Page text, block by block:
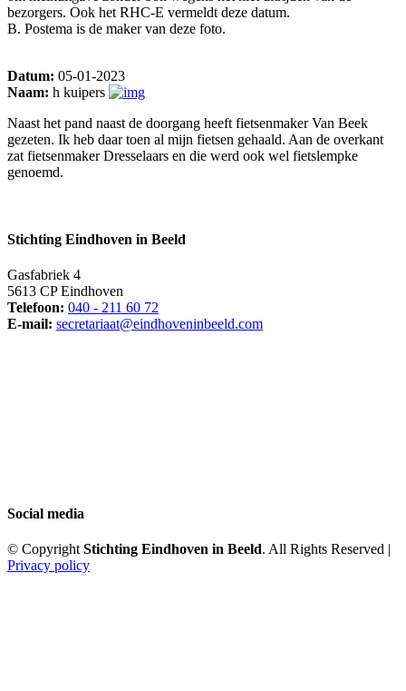
bezorgers. Ook het RHC-E vermeldt deze datum.
B. Postema is de maker van deze foto.
Datum: 05-01-2023
Naam: h kuipers
Naast het pand naast de doorgang heeft fietsenmaker Van Beek
gezeten. Ik heb daar toen al mijn fietsen gehaald. Aan de overkant
zat fietsenmaker Dresselaars en die werd ook wel fietslempke
genoemd.
Stichting Eindhoven in Beeld
Gasfabriek 4
5613 CP Eindhoven
Telefoon: 040 - 211 60 72
E-mail: secretariaat@eindhoveninbeeld.com
Social media
© CopyrightStichting Eindhoven in Beeld. All Rights Reserved |
Privacy policy